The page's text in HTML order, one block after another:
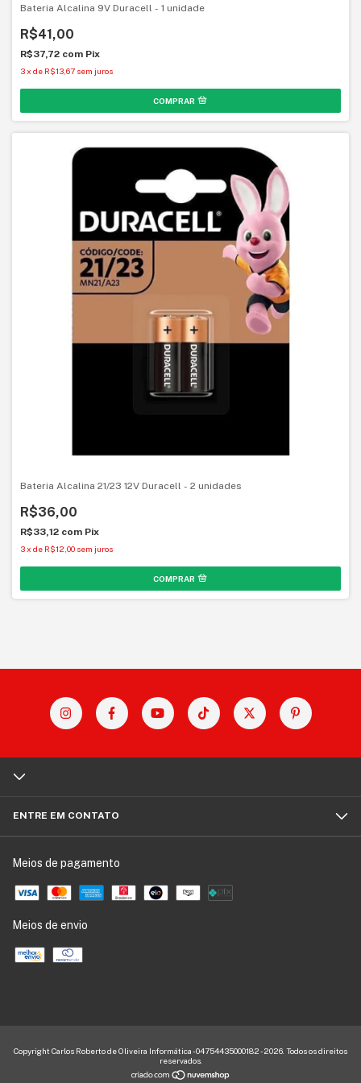
Bateria Alcalina 9V Duracell - 1 unidade
R$41,00
R$37,72 com Pix
3x de R$13,67 sem juros
Bateria Alcalina 21/23 12V Duracell - 2 unidades
R$36,00
R$33,12 com Pix
3x de R$12,00 sem juros
ENTRE EM CONTATO
Meios de pagamento
Meios de envio
Copyright Carlos Roberto de Oliveira Informática - 04754435000182 - 2026. Todos os direitos
reservados.